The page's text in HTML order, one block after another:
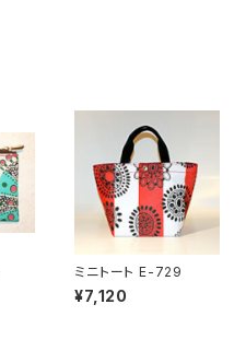
ミニトート E-729
¥7,120